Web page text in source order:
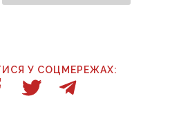
У СОЦМЕРЕЖАХ: